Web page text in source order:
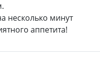
несколько минут
аппетита!